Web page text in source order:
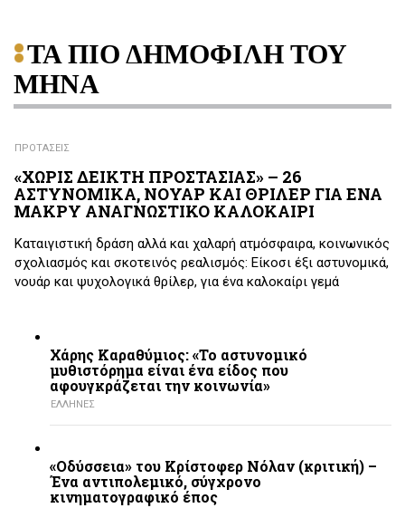
ΤΑ ΠΙΟ ΔΗΜΟΦΙΛΗ ΤΟΥ
ΜΗΝΑ
ΠΡΟΤΑΣΕΙΣ
«ΧΩΡΙΣ ΔΕΙΚΤΗ ΠΡΟΣΤΑΣΙΑΣ» – 26
ΑΣΤΥΝΟΜΙΚΑ, ΝΟΥΑΡ ΚΑΙ ΘΡΙΛΕΡ ΓΙΑ ΕΝΑ
ΜΑΚΡΥ ΑΝΑΓΝΩΣΤΙΚΟ ΚΑΛΟΚΑΙΡΙ
Καταιγιστική δράση αλλά και χαλαρή ατμόσφαιρα, κοινωνικός
σχολιασμός και σκοτεινός ρεαλισμός: Είκοσι έξι αστυνομικά,
νουάρ και ψυχολογικά θρίλερ, για ένα καλοκαίρι γεμά
Χάρης Καραθύμιος: «Το αστυνομικό
μυθιστόρημα είναι ένα είδος που
αφουγκράζεται την κοινωνία»
ΕΛΛΗΝΕΣ
«Οδύσσεια» του Κρίστοφερ Νόλαν (κριτική) –
Ένα αντιπολεμικό, σύγχρονο
κινηματογραφικό έπος